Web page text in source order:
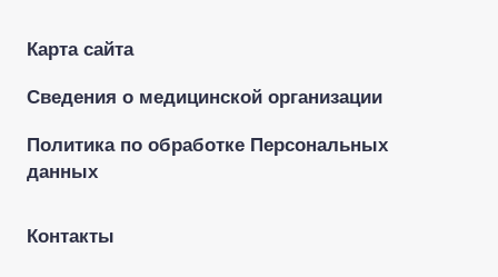
Карта сайта
Сведения о медицинской организации
Политика по обработке Персональных
данных
Контакты